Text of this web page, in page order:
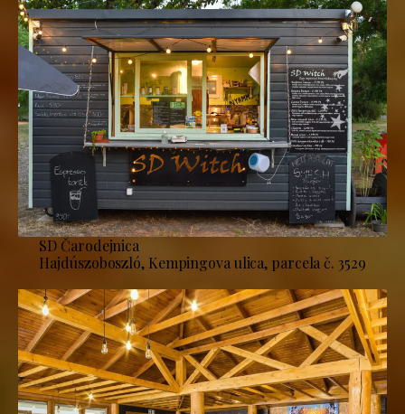
SD Čarodejnica
Hajdúszoboszló, Kempingova ulica, parcela č. 3529